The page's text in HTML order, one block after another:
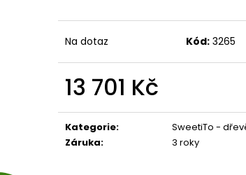
Na dotaz Kód: 3265
13 701 Kč
cena:
Kategorie:
SweetiTo -
Záruka: 3 roky